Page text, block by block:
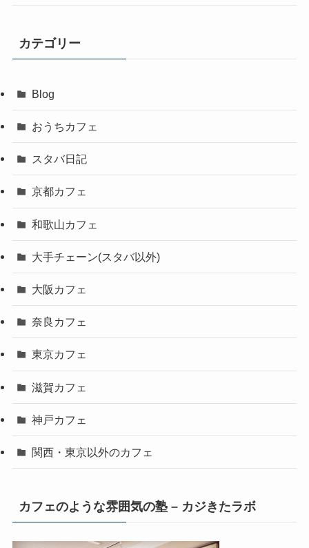
カテゴリー
Blog
おうちカフェ
スタバ日記
京都カフェ
和歌山カフェ
大手チェーン(スタバ以外)
大阪カフェ
奈良カフェ
東京カフェ
滋賀カフェ
神戸カフェ
関西・東京以外のカフェ
カフェのような雰囲気の塾 – カジきたラボ